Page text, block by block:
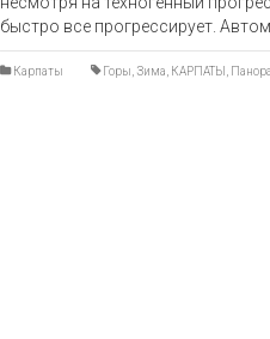
быстро все прогрессирует.
Карпаты Горы Зима КАРПАТЫ